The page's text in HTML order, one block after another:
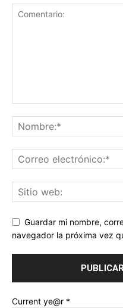
Guardar mi nombre,
navegador la próxima vez
Current ye@r *